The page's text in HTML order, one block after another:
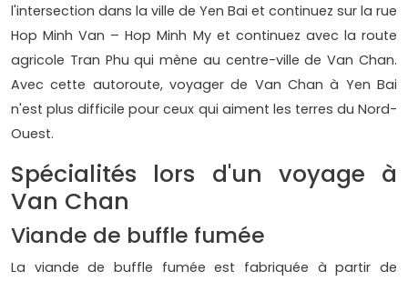
l'intersection dans la ville de Yen Bai et continuez sur la rue
Hop Minh Van – Hop Minh My et continuez avec la route
agricole Tran Phu qui mène au centre-ville de Van Chan.
Avec cette autoroute, voyager de Van Chan à Yen Bai
n'est plus difficile pour ceux qui aiment les terres du Nord-
Ouest.
Spécialités lors d'un voyage à
Van Chan
Viande de buffle fumée
La viande de buffle fumée est fabriquée à partir de